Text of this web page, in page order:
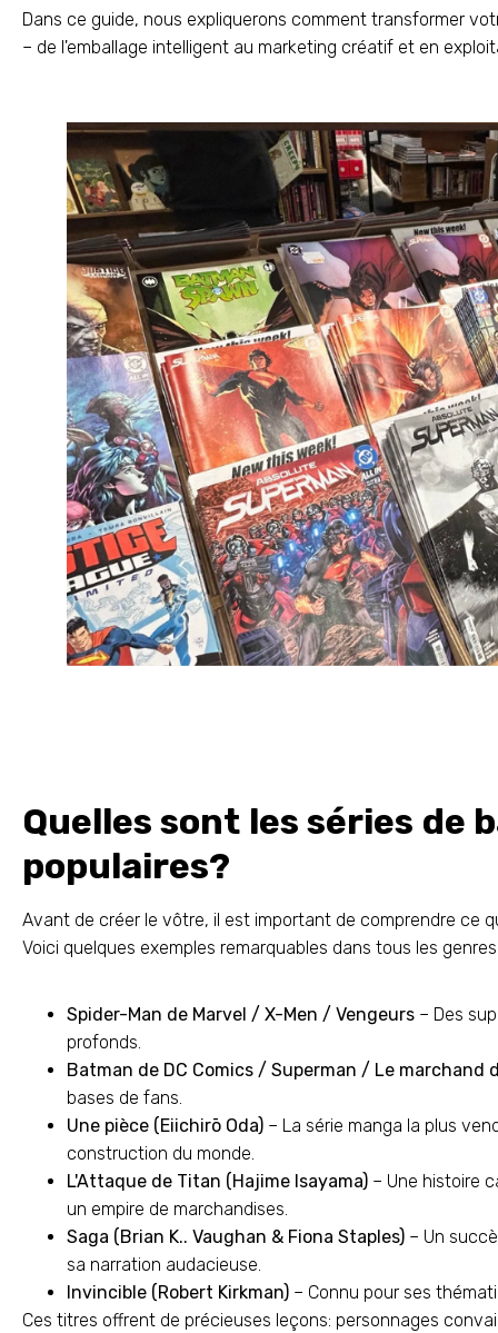
Dans ce guide, nous expliquerons comment transformer
– de l'emballage intelligent au marketing créatif et en
Quelles sont les séries de
populaires?
Avant de créer le vôtre, il est important de comprendre ce
Voici quelques exemples remarquables dans tous les
Spider-Man de Marvel / X-Men / Vengeurs – Des
profonds.
Batman de DC Comics / Superman / Le marchand
bases de fans.
Une pièce (Eiichirō Oda) – La série manga la plus
construction du monde.
L'Attaque de Titan (Hajime Isayama) – Une histoire
un empire de marchandises.
Saga (Brian K.. Vaughan & Fiona Staples) – Un
sa narration audacieuse.
Invincible (Robert Kirkman) – Connu pour ses
Ces titres offrent de précieuses leçons: personnages